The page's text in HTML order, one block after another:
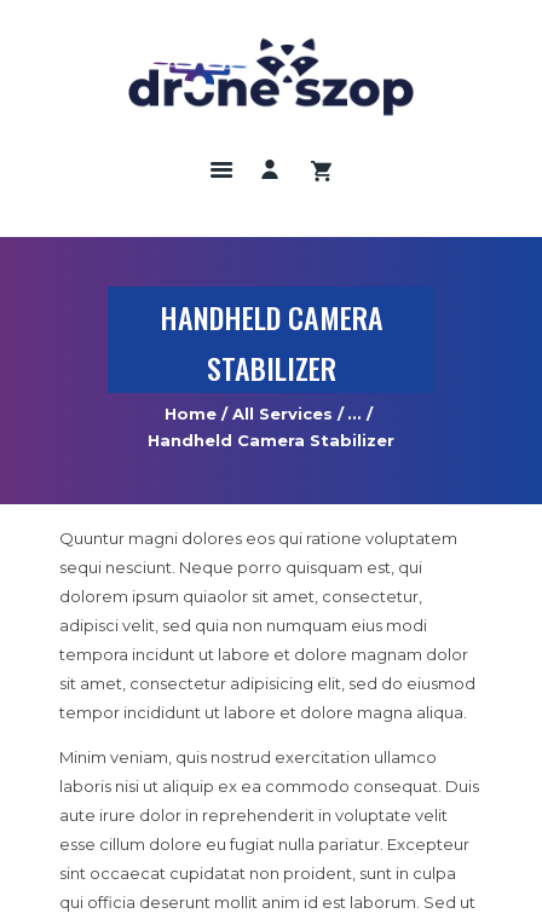
HANDHELD CAMERA
STABILIZER
Home All Services
...
Handheld Camera Stabilizer
KAMERY TERMOWIZYJNE
UBEZPIECZENIA
KONTAKT
Quuntur magni dolores eos qui ratione voluptatem
sequi nesciunt. Neque porro quisquam est, qui
dolorem ipsum quiaolor sit amet, consectetur,
adipisci velit, sed quia non numquam eius modi
tempora incidunt ut labore et dolore magnam dolor
sit amet, consectetur adipisicing elit, sed do eiusmod
tempor incididunt ut labore et dolore magna aliqua.
Minim veniam, quis nostrud exercitation ullamco
laboris nisi ut aliquip ex ea commodo consequat. Duis
aute irure dolor in reprehenderit in voluptate velit
esse cillum dolore eu fugiat nulla pariatur. Excepteur
sint occaecat cupidatat non proident, sunt in culpa
qui officia deserunt mollit anim id est laborum. Sed ut